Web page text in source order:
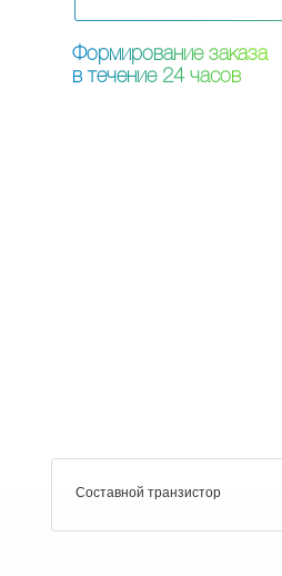
Формирование заказа
в течение 24 часов
Составной транзистор